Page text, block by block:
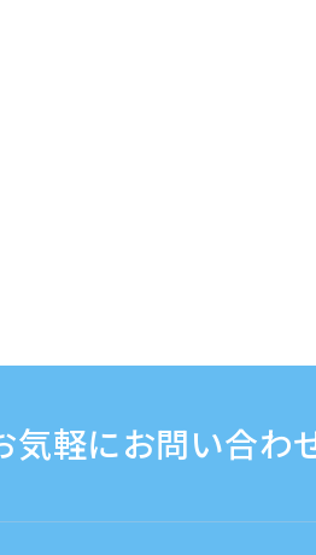
軽にお問い合わ